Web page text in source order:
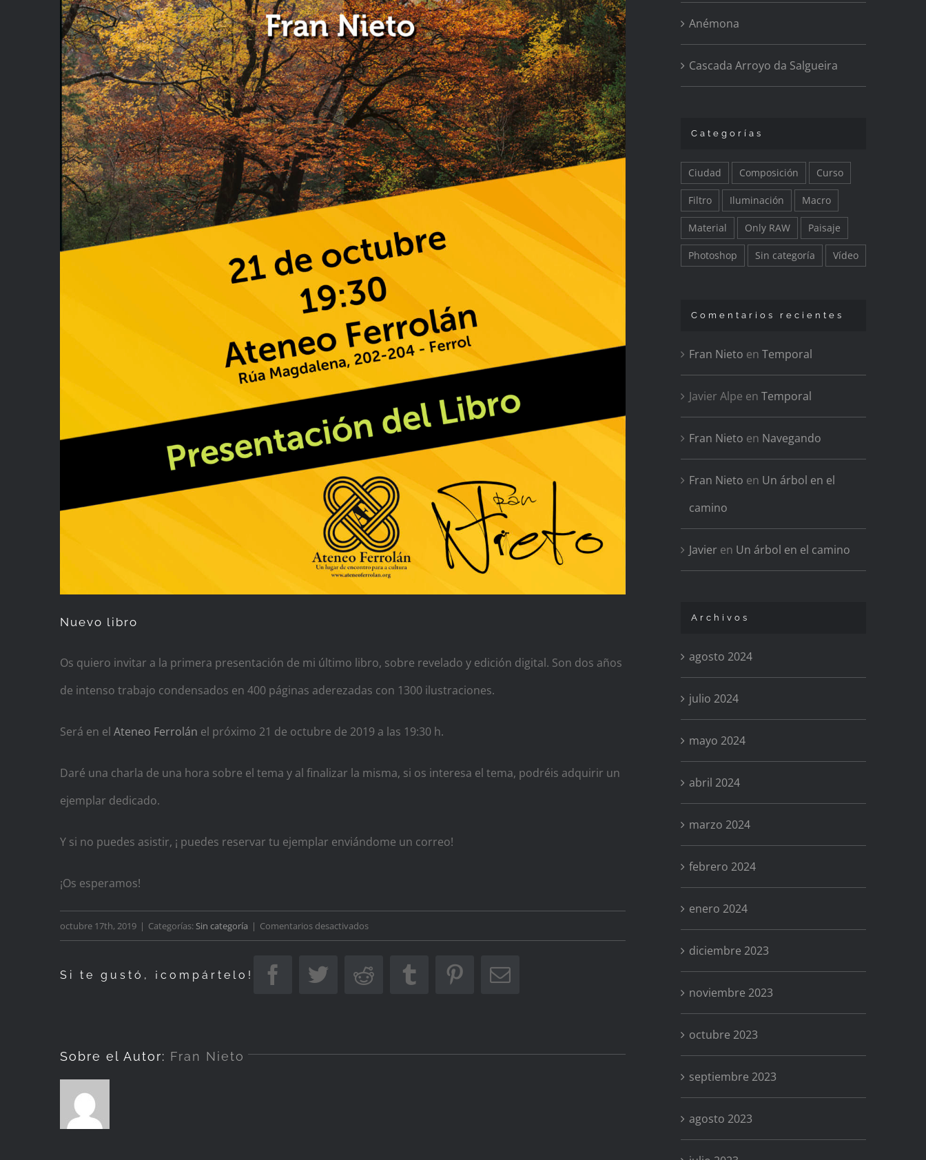
Nuevo libro
Os quiero invitar a la primera presentación de mi último libro, sobre revelado y edición digital. Son dos años
de intenso trabajo condensados en 400 páginas aderezadas con 1300 ilustraciones.
Será en el Ateneo Ferrolán el próximo 21 de octubre de 2019 a las 19:30 h.
Daré una charla de una hora sobre el tema y al finalizar la misma, si os interesa el tema, podréis adquirir un
ejemplar dedicado.
Y si no puedes asistir, ¡ puedes reservar tu ejemplar enviándome un correo!
¡Os esperamos!
octubre 17th, 2019 | Categorías: Sin categoría | Comentarios desactivadosen
libro
Si te gustó, ¡compártelo! FacebookTwitterRedditTumblrPinterestCorreo
Sobre el Autor: Fran Nieto
Anémona
Cascada Arroyo da Salgueira
Categorías
Ciudad Composición Curso
Filtro Iluminación Macro
Material Only RAW Paisaje
Photoshop Sin categoría Vídeo
Comentarios recientes
Fran Nieto en Temporal
Javier Alpe en Temporal
Fran Nieto en Navegando
Fran Nieto en Un árbol en el
camino
Javieren Un árbol en el camino
Archivos
agosto 2024
julio 2024
mayo 2024
abril 2024
marzo 2024
febrero 2024
enero 2024
diciembre 2023
noviembre 2023
octubre 2023
septiembre 2023
agosto 2023